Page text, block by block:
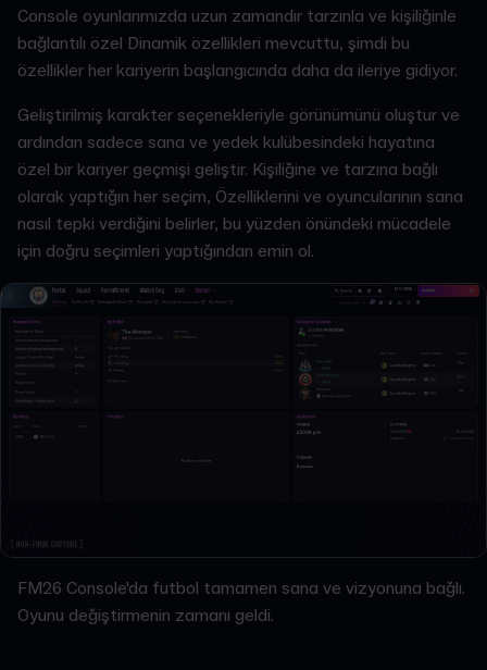
Console oyunlarımızda uzun zamandır tarzınla ve kişiliğinle
bağlantılı özel Dinamik özellikleri mevcuttu, şimdi bu
özellikler her kariyerin başlangıcında daha da ileriye gidiyor.
Geliştirilmiş karakter seçenekleriyle görünümünü oluştur ve
ardından sadece sana ve yedek kulübesindeki hayatına
özel bir kariyer geçmişi geliştir. Kişiliğine ve tarzına bağlı
olarak yaptığın her seçim, Özelliklerini ve oyuncularının sana
nasıl tepki verdiğini belirler, bu yüzden önündeki mücadele
için doğru seçimleri yaptığından emin ol.
FM26 Console'da futbol tamamen sana ve vizyonuna bağlı.
Oyunu değiştirmenin zamanı geldi.